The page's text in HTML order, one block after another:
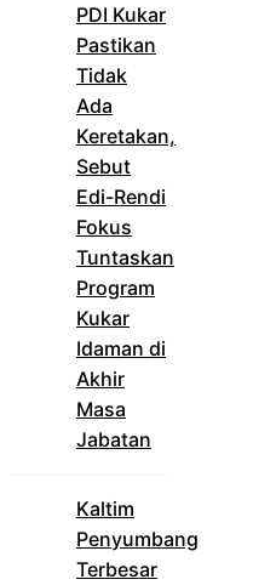
PDI Kukar
Pastikan
Tidak
Ada
Keretakan,
Sebut
Edi-Rendi
Fokus
Tuntaskan
Program
Kukar
Idaman di
Akhir
Masa
Jabatan
Kaltim
Penyumbang
Terbesar